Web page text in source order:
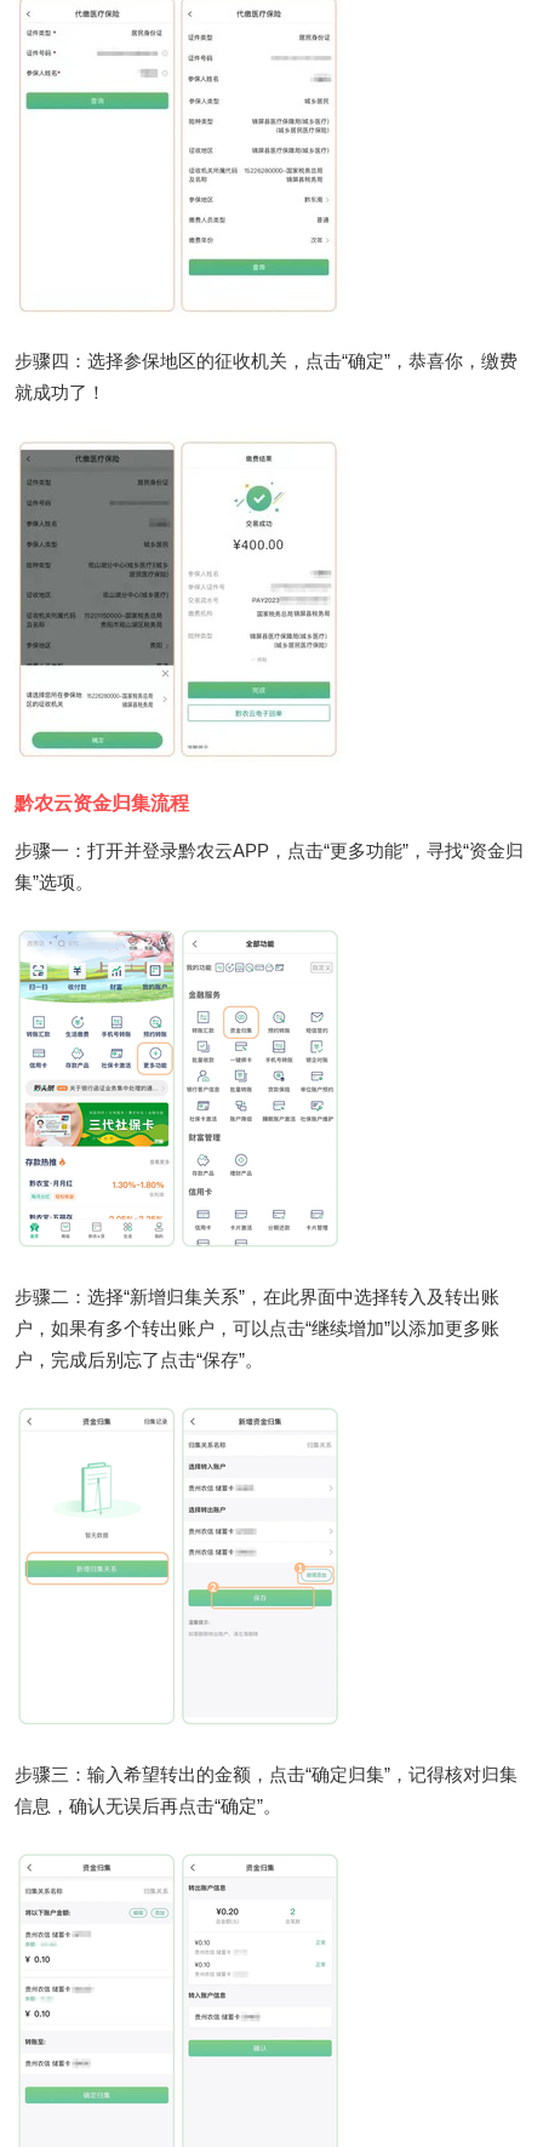
步骤四：选择参保地区的征收机关，点击“确定”，恭喜你，缴费
就成功了！
黔农云资金归集流程
步骤一：打开并登录黔农云APP，点击“更多功能”，寻找“资金归
集”选项。
步骤二：选择“新增归集关系”，在此界面中选择转入及转出账
户，如果有多个转出账户，可以点击“继续增加”以添加更多账
户，完成后别忘了点击“保存”。
步骤三：输入希望转出的金额，点击“确定归集”，记得核对归集
信息，确认无误后再点击“确定”。